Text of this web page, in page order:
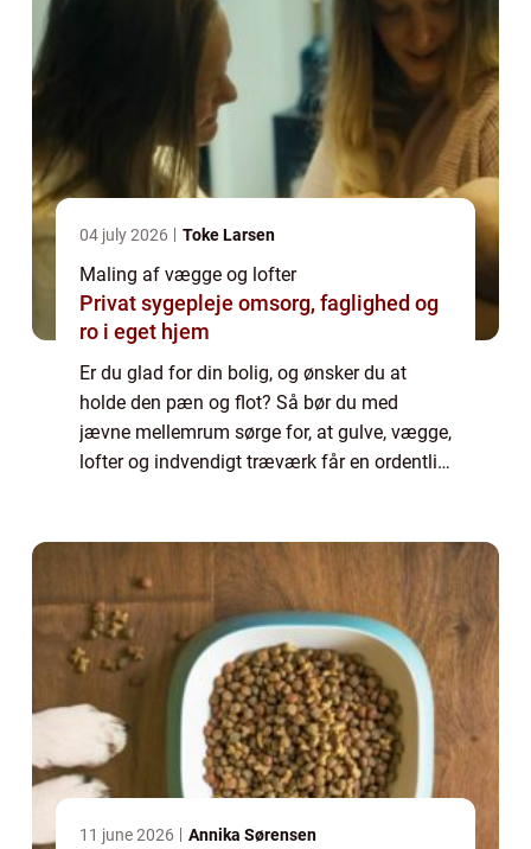
04 july 2026 Toke Larsen
Maling af vægge og lofter
Privat sygepleje omsorg, faglighed og
ro i eget hjem
Er du glad for din bolig, og ønsker du at
holde den pæn og flot? Så bør du med
jævne mellemrum sørge for, at gulve, vægge,
lofter og indvendigt træværk får en ordentlig
11 june 2026 Annika Sørensen